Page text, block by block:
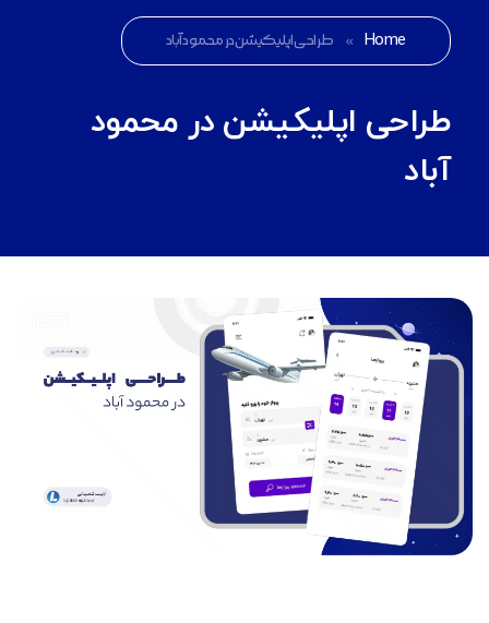
Home
» طراحی اپلیکیشن در محمود آباد
طراحی اپلیکیشن در محمود
آباد